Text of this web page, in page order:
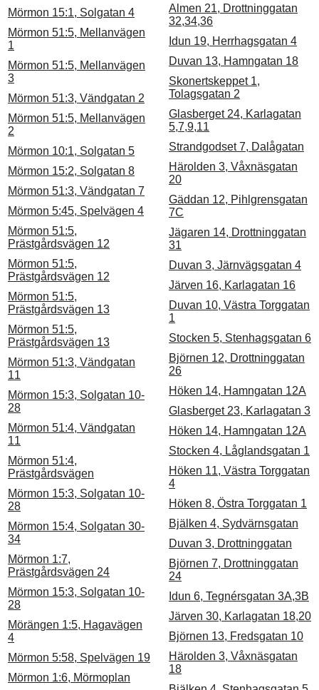
Mörmon 15:1, Solgatan 4
Mörmon 51:5, Mellanvägen
1
Mörmon 51:5, Mellanvägen
3
Mörmon 51:3, Vändgatan 2
Mörmon 51:5, Mellanvägen
2
Mörmon 10:1, Solgatan 5
Mörmon 15:2, Solgatan 8
Mörmon 51:3, Vändgatan 7
Mörmon 5:45, Spelvägen 4
Mörmon 51:5,
Prästgårdsvägen 12
Mörmon 51:5,
Prästgårdsvägen 12
Mörmon 51:5,
Prästgårdsvägen 13
Mörmon 51:5,
Prästgårdsvägen 13
Mörmon 51:3, Vändgatan
11
Mörmon 15:3, Solgatan 10-
28
Mörmon 51:4, Vändgatan
11
Mörmon 51:4,
Prästgårdsvägen
Mörmon 15:3, Solgatan 10-
28
Mörmon 15:4, Solgatan 30-
34
Mörmon 1:7,
Prästgårdsvägen 24
Mörmon 15:3, Solgatan 10-
28
Mörängen 1:5, Hagavägen
4
Mörmon 5:58, Spelvägen 19
Mörmon 1:6, Mörmoplan
Almen 21, Drottninggatan
32,34,36
Idun 19, Herrhagsgatan 4
Duvan 13, Hamngatan 18
Skonertskeppet 1,
Tolagsgatan 2
Glasberget 24, Karlagatan
5,7,9,11
Strandgodset 7, Dalågatan
Härolden 3, Våxnäsgatan
20
Gäddan 12, Pihlgrensgatan
7C
Jägaren 14, Drottninggatan
31
Duvan 3, Järnvägsgatan 4
Järven 16, Karlagatan 16
Duvan 10, Västra Torggatan
1
Stocken 5, Stenhagsgatan 6
Björnen 12, Drottninggatan
26
Höken 14, Hamngatan 12A
Glasberget 23, Karlagatan 3
Höken 14, Hamngatan 12A
Stocken 4, Låglandsgatan 1
Höken 11, Västra Torggatan
4
Höken 8, Östra Torggatan 1
Bjälken 4, Sydvärnsgatan
Duvan 3, Drottninggatan
Björnen 7, Drottninggatan
24
Idun 6, Tegnérsgatan 3A,3B
Järven 30, Karlagatan 18,20
Björnen 13, Fredsgatan 10
Härolden 3, Våxnäsgatan
18